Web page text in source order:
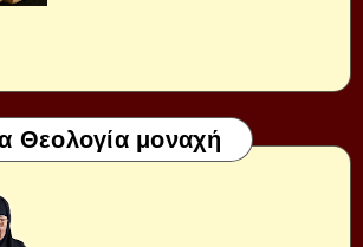
Θεολογία μοναχή